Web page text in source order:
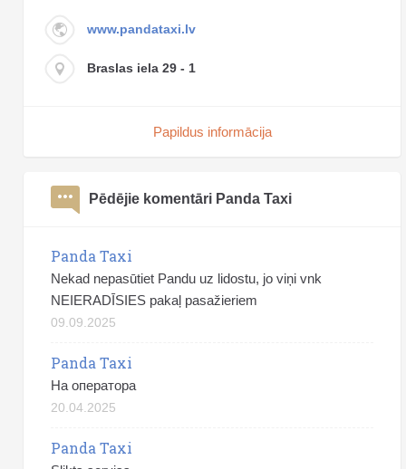
www.pandataxi.lv
Braslas iela 29 - 1
Papildus informācija
Pēdējie komentāri Panda Taxi
Panda Taxi
Nekad nepasūtiet Pandu uz lidostu, jo viņi vnk
NEIERADĪSIES pakaļ pasažieriem
09.09.2025
Panda Taxi
На оператора
20.04.2025
Panda Taxi